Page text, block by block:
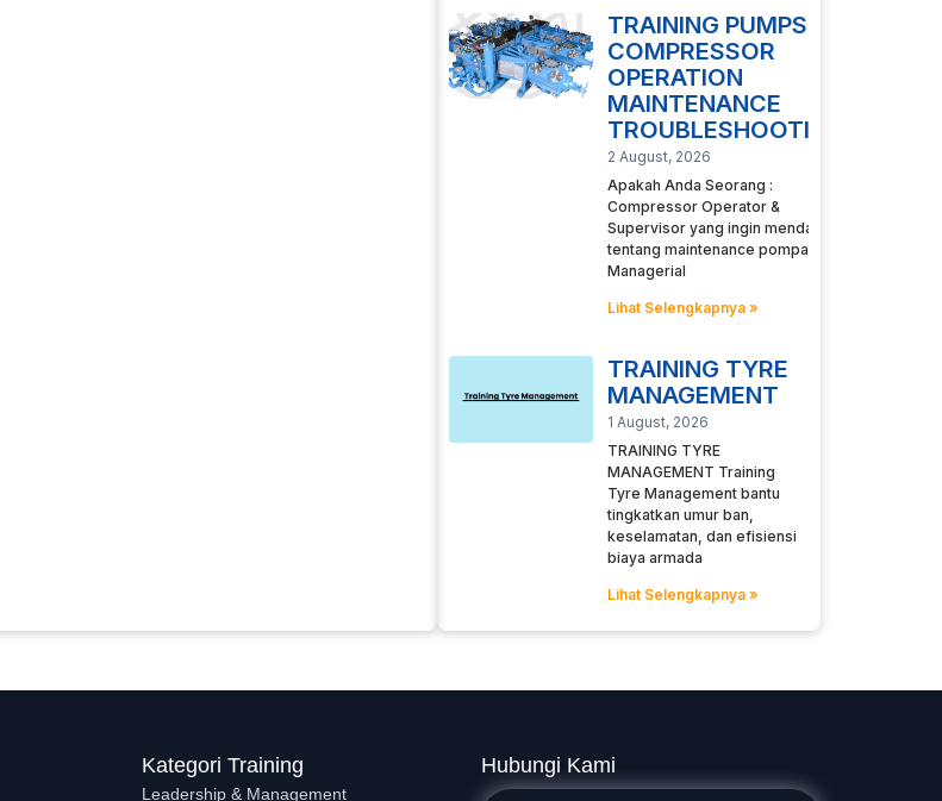
TRAINING PUMPS
COMPRESSOR
OPERATION
MAINTENANCE
TROUBLESHOOTING
2 August, 2026
Apakah Anda Seorang :
Compressor Operator &
Supervisor yang ingin mendalami
tentang maintenance pompa
Managerial
Lihat Selengkapnya »
TRAINING TYRE
MANAGEMENT
1 August, 2026
TRAINING TYRE
MANAGEMENT Training
Tyre Management bantu
tingkatkan umur ban,
keselamatan, dan efisiensi
biaya armada
Lihat Selengkapnya »
Kategori Training
Leadership & Management
Hubungi Kami